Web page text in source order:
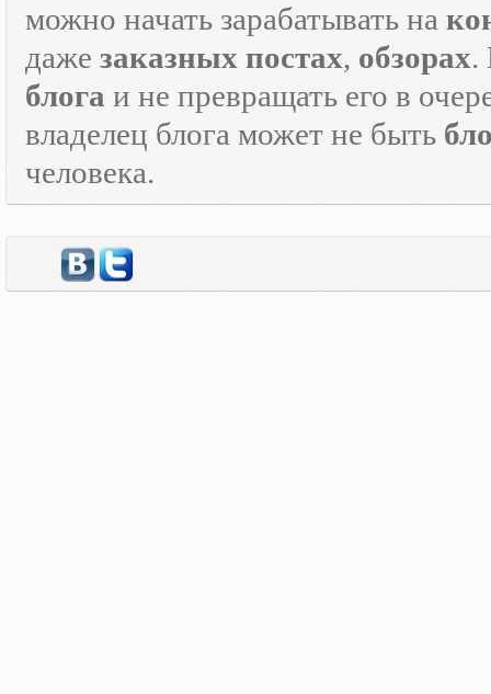
можно начать зарабатывать на
даже заказных постах, обзорах.
блога и не превращать его в
владелец блога может не быть
человека.